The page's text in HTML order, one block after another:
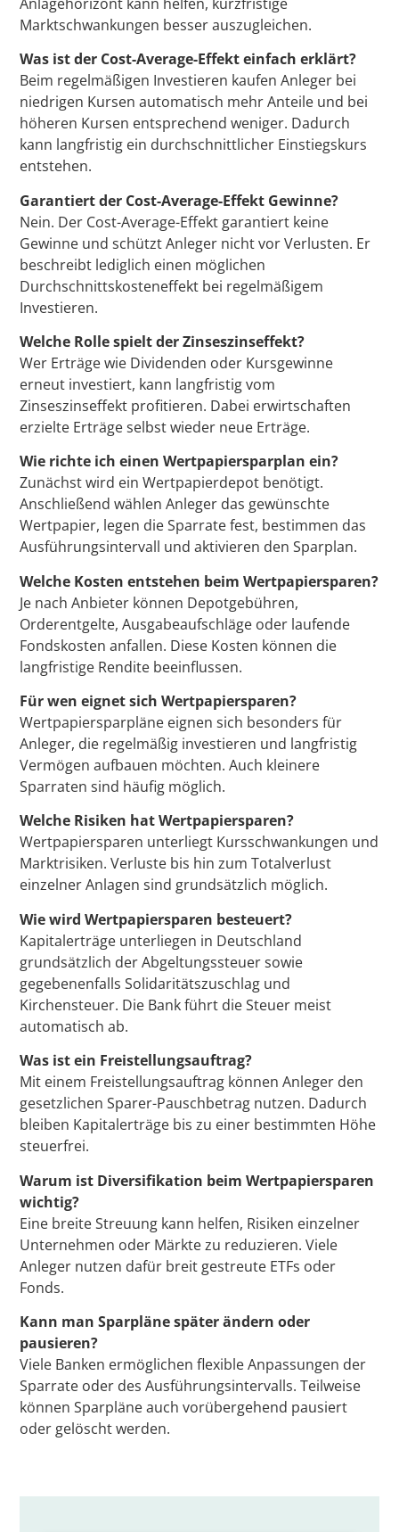
Marktschwankungen besser auszugleichen.
Was ist der Cost-Average-Effekt einfach erklärt?
Beim regelmäßigen Investieren kaufen Anleger bei
niedrigen Kursen automatisch mehr Anteile und bei
höheren Kursen entsprechend weniger. Dadurch
kann langfristig ein durchschnittlicher Einstiegskurs
entstehen.
Garantiert der Cost-Average-Effekt Gewinne?
Nein. Der Cost-Average-Effekt garantiert keine
Gewinne und schützt Anleger nicht vor Verlusten. Er
beschreibt lediglich einen möglichen
Durchschnittskosteneffekt bei regelmäßigem
Investieren.
Welche Rolle spielt der Zinseszinseffekt?
Wer Erträge wie Dividenden oder Kursgewinne
erneut investiert, kann langfristig vom
Zinseszinseffekt profitieren. Dabei erwirtschaften
erzielte Erträge selbst wieder neue Erträge.
Wie richte ich einen Wertpapiersparplan ein?
Zunächst wird ein Wertpapierdepot benötigt.
Anschließend wählen Anleger das gewünschte
Wertpapier, legen die Sparrate fest, bestimmen das
Ausführungsintervall und aktivieren den Sparplan.
Welche Kosten entstehen beim Wertpapiersparen?
Je nach Anbieter können Depotgebühren,
Orderentgelte, Ausgabeaufschläge oder laufende
Fondskosten anfallen. Diese Kosten können die
langfristige Rendite beeinflussen.
Für wen eignet sich Wertpapiersparen?
Wertpapiersparpläne eignen sich besonders für
Anleger, die regelmäßig investieren und langfristig
Vermögen aufbauen möchten. Auch kleinere
Sparraten sind häufig möglich.
Welche Risiken hat Wertpapiersparen?
Wertpapiersparen unterliegt Kursschwankungen und
Marktrisiken. Verluste bis hin zum Totalverlust
einzelner Anlagen sind grundsätzlich möglich.
Wie wird Wertpapiersparen besteuert?
Kapitalerträge unterliegen in Deutschland
grundsätzlich der Abgeltungssteuer sowie
gegebenenfalls Solidaritätszuschlag und
Kirchensteuer. Die Bank führt die Steuer meist
automatisch ab.
Was ist ein Freistellungsauftrag?
Mit einem Freistellungsauftrag können Anleger den
gesetzlichen Sparer-Pauschbetrag nutzen. Dadurch
bleiben Kapitalerträge bis zu einer bestimmten Höhe
steuerfrei.
Warum ist Diversifikation beim Wertpapiersparen
wichtig?
Eine breite Streuung kann helfen, Risiken einzelner
Unternehmen oder Märkte zu reduzieren. Viele
Anleger nutzen dafür breit gestreute ETFs oder
Fonds.
Kann man Sparpläne später ändern oder
pausieren?
Viele Banken ermöglichen flexible Anpassungen der
Sparrate oder des Ausführungsintervalls. Teilweise
können Sparpläne auch vorübergehend pausiert
oder gelöscht werden.